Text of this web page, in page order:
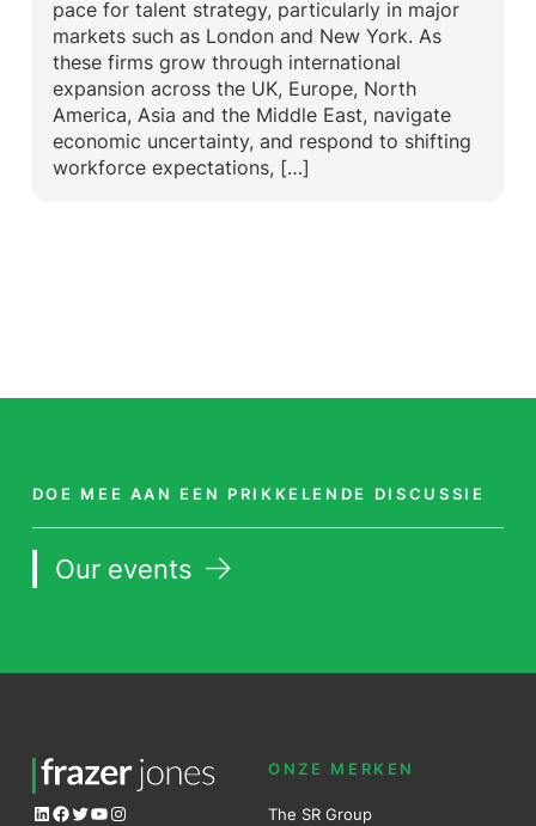
pace for talent strategy, particularly in major
markets such as London and New York. As
these firms grow through international
expansion across the UK, Europe, North
America, Asia and the Middle East, navigate
economic uncertainty, and respond to shifting
workforce expectations, […]
DOE MEE AAN EEN PRIKKELENDE DISCUSSIE
Our events
LinkedIn
Facebook
Twitter
YouTube
Instagram
ONZE MERKEN
The SR Group